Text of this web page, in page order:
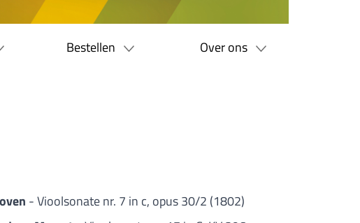
Bestellen Over ons
- Vioolsonate nr. 7 in c, opus 30/2 (1802)